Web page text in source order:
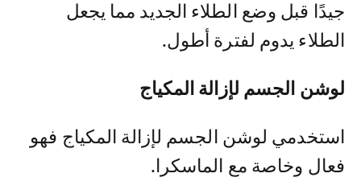
جيدًا قبل وضع الطلاء الجديد مما يجعل
الطلاء يدوم لفترة أطول.
لوشن الجسم لإزالة المكياج
استخدمي لوشن الجسم لإزالة المكياج فهو
فعال وخاصة مع الماسكرا.